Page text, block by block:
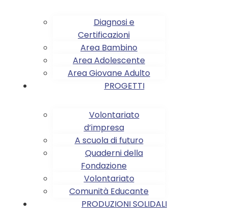
Diagnosi e
Certificazioni
Area Bambino
Area Adolescente
Area Giovane Adulto
PROGETTI
Volontariato
d’impresa
A scuola di futuro
Quaderni della
Fondazione
Volontariato
Comunità Educante
PRODUZIONI SOLIDALI